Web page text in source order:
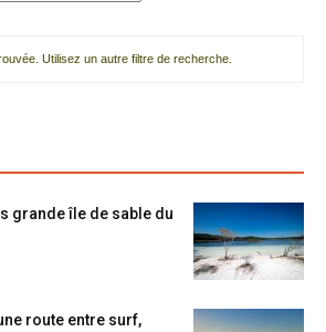
Utilisez un autre filtre de recherche.
grande île de sable du
route entre surf,